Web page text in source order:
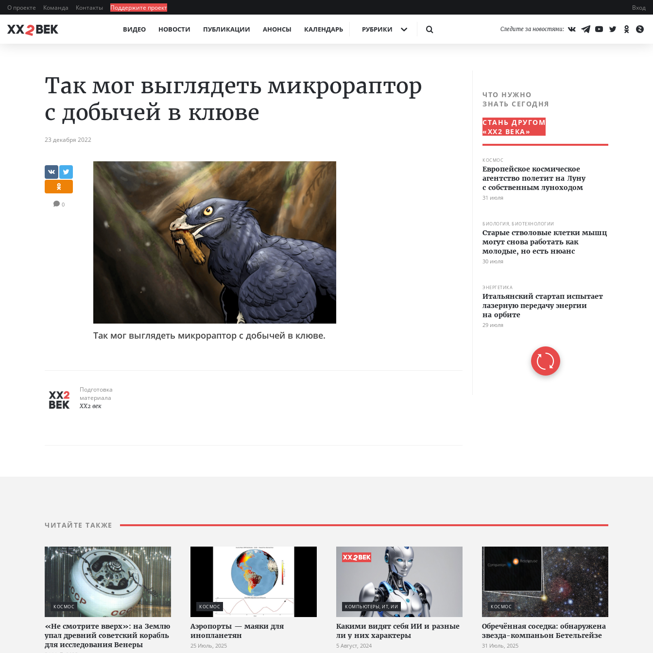
О проекте Команда Контакты Поддержите проект Вход
ВИДЕО НОВОСТИ ПУБЛИКАЦИИ АНОНСЫ КАЛЕНДАРЬ РУБРИКИ Следите за новостями:
Так мог выглядеть микрораптор
с добычей в клюве
23 декабря 2022
0
Так мог выглядеть микрораптор с добычей в клюве.
Подготовка
материала
XX2 век
ЧТО НУЖНО
ЗНАТЬ СЕГОДНЯ
СТАНЬ ДРУГОМ
«XX2 ВЕКА»
КОСМОС
Европейское космическое
агентство полетит на Луну
с собственным луноходом
31 июля
БИОЛОГИЯ, БИОТЕХНОЛОГИИ
Старые стволовые клетки мышц
могут снова работать как
молодые, но есть нюанс
30 июля
ЭНЕРГЕТИКА
Итальянский стартап испытает
лазерную передачу энергии
на орбите
29 июля
ЧИТАЙТЕ ТАКЖЕ
КОСМОС
«Не смотрите вверх»: на Землю
упал древний советский корабль
для исследования Венеры
КОСМОС
Аэропорты — маяки для
инопланетян
25 Июль, 2025
КОМПЬЮТЕРЫ, ИТ, ИИ
Какими видят себя ИИ и разные
ли у них характеры
5 Август, 2024
КОСМОС
Обречённая соседка: обнаружена
звезда-компаньон Бетельгейзе
31 Июль, 2025